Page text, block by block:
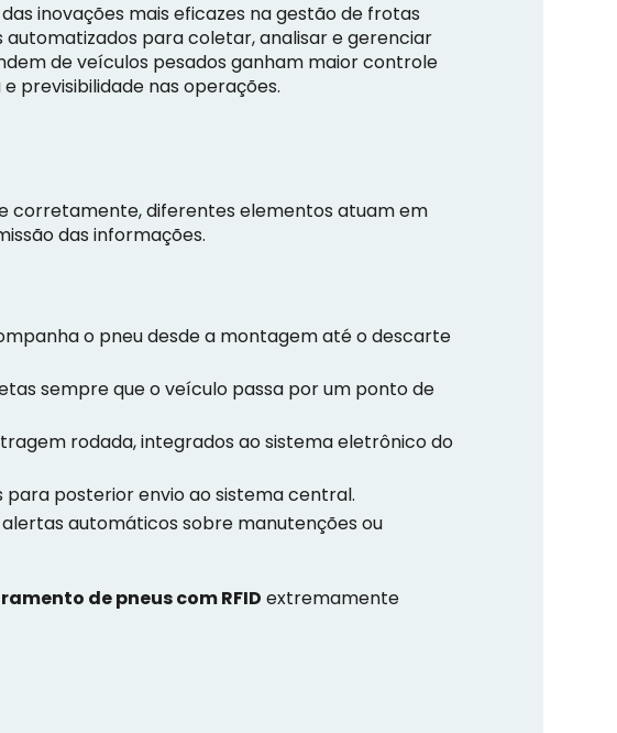
inovações mais eficazes na gestão de frotas
para coletar, analisar e gerenciar
de veículos pesados ganham maior controle
previsibilidade nas operações.
corretamente, diferentes elementos atuam em
das informações.
o pneu desde a montagem até o descarte
sempre que o veículo passa por um ponto de
rodada, integrados ao sistema eletrônico do
posterior envio ao sistema central.
automáticos sobre manutenções ou
de pneus com RFID extremamente